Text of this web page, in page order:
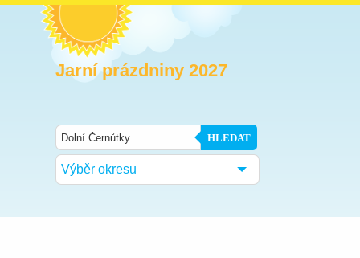
Jarní prázdniny 2027
HLEDAT
Výběr okresu